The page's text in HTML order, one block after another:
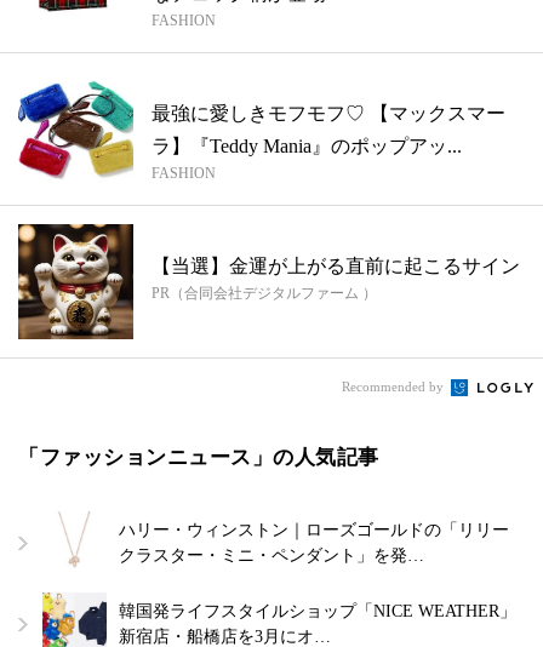
FASHION
最強に愛しきモフモフ♡ 【マックスマー
ラ】『Teddy Mania』のポップアッ...
FASHION
【当選】金運が上がる直前に起こるサイン
PR（合同会社デジタルファーム ）
Recommended by
「ファッションニュース」の人気記事
ハリー・ウィンストン｜ローズゴールドの「リリー
クラスター・ミニ・ペンダント」を発…
韓国発ライフスタイルショップ「NICE WEATHER」
新宿店・船橋店を3月にオ…